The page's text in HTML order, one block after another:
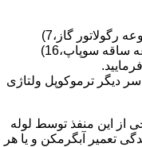
قطعات ساختمان آب گرم کن های دیواری شمعک دار عبارتند از : 1) کلاهک تعدیل،2) کلاهک تعدیل جریان دودکش،3) صفحه پشتی آبگرمکن،4) مبدل گرمایی،5) مجموعه مشعل،6) مجموعه رگولاتور گاز،7)
مجموعه رگولاتور آب،8) رویه آبگرمکن،9) صفحه پشتی آبگرمکن،10) رگولاتور آب در آبگرمکن های شمعک دار،11) بدنه،12) قاب برنجی،13) شیپوره،14) شیر احتراق آهسته،15) مجموعه ساقه سوپاپ،16)
دیگر ترموکوپل ولتاژی
از این منفذ توسط لوله
تعمیر آبگرمکن و یا هر